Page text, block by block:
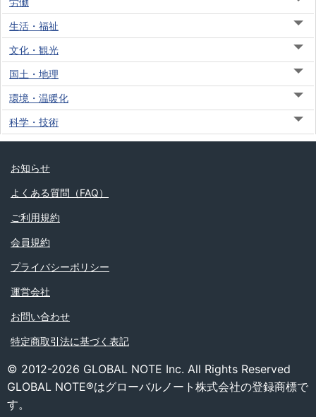
生活・福祉
文化・観光
国土・地理
環境・温暖化
科学・技術
お知らせ
よくある質問（FAQ）
ご利用規約
会員規約
プライバシーポリシー
運営会社
お問い合わせ
特定商取引法に基づく表記
© 2012-2026 GLOBAL NOTE Inc. All Rights Reserved
GLOBAL NOTE®はグローバルノート株式会社の登録商標で
す。